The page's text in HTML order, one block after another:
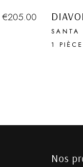
€205.00
SANTA
1 PIÈCE
Nos